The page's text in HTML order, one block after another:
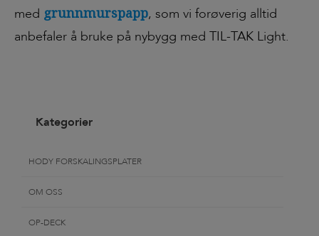
med grunnmurspapp, som vi forøverig alltid
anbefaler å bruke på nybygg med TIL-TAK Light.
Kategorier
HODY FORSKALINGSPLATER
OM OSS
OP-DECK